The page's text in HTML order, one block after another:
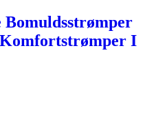
Bomuldsstrømper
I